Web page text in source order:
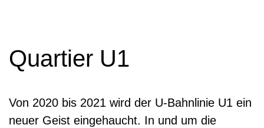
Quartier U1
Von 2020 bis 2021 wird der U-Bahnlinie U1 ein
neuer Geist eingehaucht. In und um die